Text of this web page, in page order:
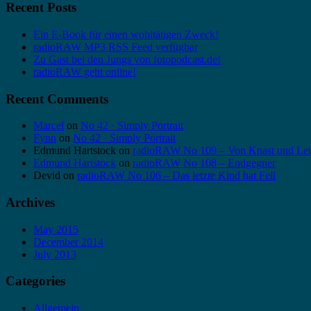
Recent Posts
Ein E-Book für einen wohltätigen Zweck!
radioRAW MP3 RSS Feed verfügbar
Zu Gast bei den Jungs von fotopodcast.de!
radioRAW geht online!
Recent Comments
Marcel on No 42 · Simply Portrait
Fynn on No 42 · Simply Portrait
Edmund Hartstock on radioRAW No 109 – Von Knast und
Edmund Hartstock on radioRAW No 108 – Endgegner
Devid on radioRAW No 106 – Das letzte Kind hat Fell
Archives
May 2015
December 2014
July 2013
Categories
Allgemein